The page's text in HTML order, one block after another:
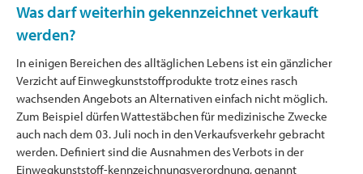
Was darf weiterhin gekennzeichnet verkauft
werden?
In einigen Bereichen des alltäglichen Lebens ist ein gänzlicher
Verzicht auf Einwegkunststoffprodukte trotz eines rasch
wachsenden Angebots an Alternativen einfach nicht möglich.
Zum Beispiel dürfen Wattestäbchen für medizinische Zwecke
auch nach dem 03. Juli noch in den Verkaufsverkehr gebracht
werden. Definiert sind die Ausnahmen des Verbots in der
Einwegkunststoff-kennzeichnungsverordnung, genannt